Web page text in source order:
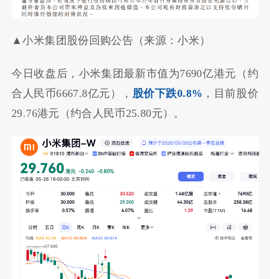
▲小米集团股份回购公告（来源：小米）
今日收盘后，小米集团最新市值为7690亿港元（约
合人民币6667.8亿元）， 股价下跌0.8% ，目前股价
29.76港元（约合人民币25.80元）。